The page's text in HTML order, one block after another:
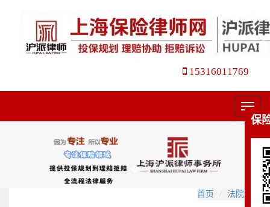
15316011769
菜
单
首页 法院观点
保